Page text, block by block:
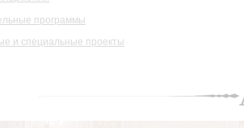
программы
и специальные проекты